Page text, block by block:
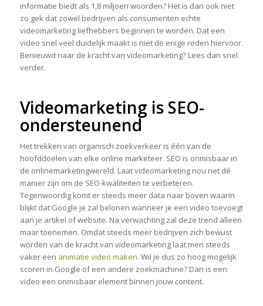
informatie biedt als 1,8 miljoen woorden? Het is dan ook niet
zo gek dat zowel bedrijven als consumenten echte
videomarketing liefhebbers beginnen te worden. Dat een
video snel veel duidelijk maakt is niet de enige reden hiervoor.
Benieuwd naar de kracht van videomarketing? Lees dan snel
verder.
Videomarketing is SEO-
ondersteunend
Het trekken van organisch zoekverkeer is één van de
hoofddoelen van elke online marketeer. SEO is onmisbaar in
de onlinemarketingwereld. Laat videomarketing nou net dé
manier zijn om de SEO-kwaliteiten te verbeteren.
Tegenwoordig komt er steeds meer data naar boven waarin
blijkt dat Google je zal belonen wanneer je een video toevoegt
aan je artikel of website. Na verwachting zal deze trend alleen
maar toenemen. Omdat steeds meer bedrijven zich bewust
worden van de kracht van videomarketing laat men steeds
vaker een animatie video maken. Wil je dus zo hoog mogelijk
scoren in Google of een andere zoekmachine? Dan is een
video een onmisbaar element binnen jouw content.